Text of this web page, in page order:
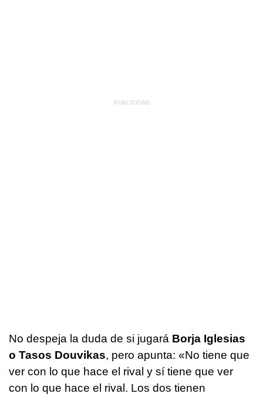
No despeja la duda de si jugará Borja Iglesias
o Tasos Douvikas, pero apunta: «No tiene que
ver con lo que hace el rival y sí tiene que ver
con lo que hace el rival. Los dos tienen